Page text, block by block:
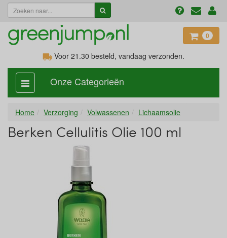
0
Voor 21.30 besteld, vandaag verzonden.
categorie
aan,
Onze Categorieën
Home Verzorging Volwassenen Lichaamsolie
Berken Cellulitis Olie 100 ml